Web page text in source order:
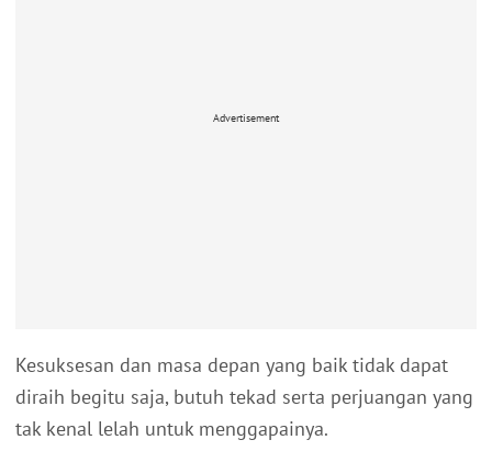
Advertisement
Kesuksesan dan masa depan yang baik tidak dapat
diraih begitu saja, butuh tekad serta perjuangan yang
tak kenal lelah untuk menggapainya.